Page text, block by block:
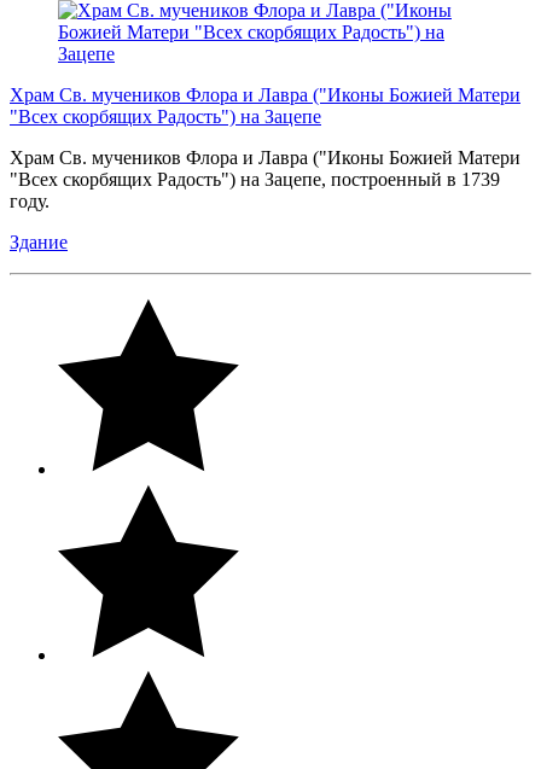
Храм Св. мучеников Флора и Лавра ("Иконы Божией Матери
"Всех скорбящих Радость") на Зацепе
Храм Св. мучеников Флора и Лавра ("Иконы Божией Матери
"Всех скорбящих Радость") на Зацепе, построенный в 1739
году.
Здание